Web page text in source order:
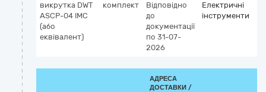
викрутка DWT
ASCP-04 IMC
(або
еквівалент)
комплект
Відповідно
до
документації
по 31-07-
2026
Електричні
інструменти
АДРЕСА
ДОСТАВКИ /